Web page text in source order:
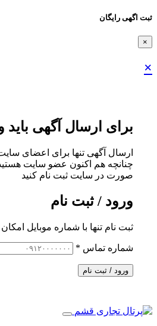
ثبت اگهی رایگان
×
برای ارسال آگهی باید
ارسال آگهی تنها برای اعضای
چنانچه هم‌ اکنون عضو سایت هستید
صورت در سایت ثبت نام کنید
ورود / ثبت نام
ثبت نام تنها با شماره موبایل
شماره تماس *
ورود / ثبت نام